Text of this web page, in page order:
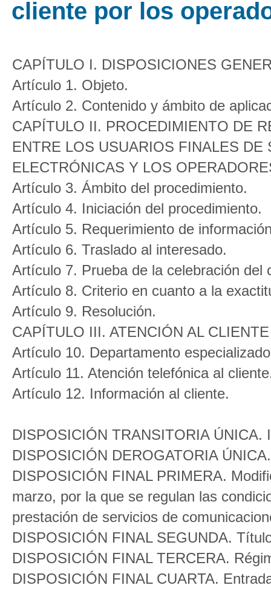
cliente por los
CAPÍTULO I. DISPOSICIONES
Artículo 1. Objeto.
Artículo 2. Contenido y ámbito de
CAPÍTULO II. PROCEDIMIENTO DE
ENTRE LOS USUARIOS FINALES
ELECTRÓNICAS Y LOS
Artículo 3. Ámbito del procedimiento.
Artículo 4. Iniciación del procedimiento.
Artículo 5. Requerimiento de
Artículo 6. Traslado al interesado.
Artículo 7. Prueba de la celebración del
Artículo 8. Criterio en cuanto a la
Artículo 9. Resolución.
CAPÍTULO III. ATENCIÓN AL
Artículo 10. Departamento
Artículo 11. Atención telefónica al
Artículo 12. Información al cliente.
DISPOSICIÓN TRANSITORIA ÚNICA.
DISPOSICIÓN DEROGATORIA
DISPOSICIÓN FINAL PRIMERA.
marzo, por la que se regulan las
prestación de servicios de
DISPOSICIÓN FINAL SEGUNDA.
DISPOSICIÓN FINAL TERCERA.
DISPOSICIÓN FINAL CUARTA.